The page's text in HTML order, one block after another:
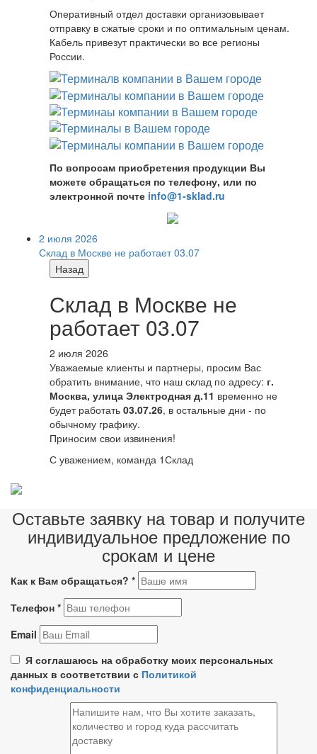
Оперативный отдел доставки организовывает
отправку в сжатые сроки и по оптимальным ценам.
Кабель привезут практически во все регионы
России.
По вопросам приобретения продукции Вы
можете обращаться по телефону, или по
электронной почте info@1-sklad.ru
2 июля 2026
Склад в Москве не работает 03.07
Назад
Склад в Москве не
работает 03.07
2 июля 2026
Уважаемые клиенты и партнеры, просим Вас
обратить внимание, что наш склад по адресу: г.
Москва, улица Электродная д.11 временно не
будет работать 03.07.26, в остальные дни - по
обычному графику.
Приносим свои извинения!
С уважением, команда 1Склад
Оставьте заявку на товар и получите
индивидуальное предложение по
срокам и цене
Как к Вам обращаться? *
Телефон *
Email
Я соглашаюсь на обработку моих персональных
данных в соответствии с Политикой
конфиденциальности